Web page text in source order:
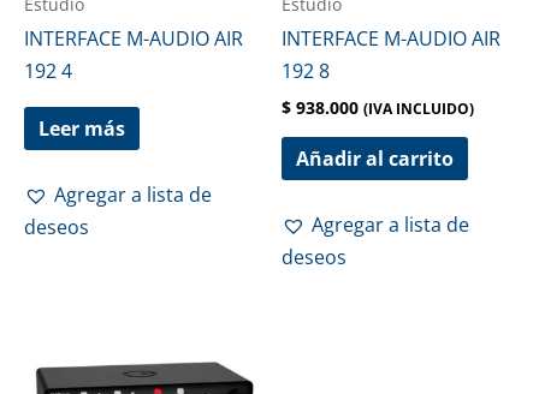
INTERFACE M-AUDIO AIR
192 4
Leer más
Agregar a lista de
deseos
INTERFACE M-AUDIO AIR
192 8
$ 938.000 (IVA INCLUIDO)
Añadir al carrito
Agregar a lista de
deseos